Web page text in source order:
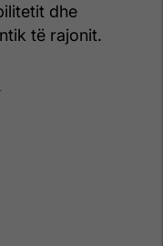
dhe
të rajonit.